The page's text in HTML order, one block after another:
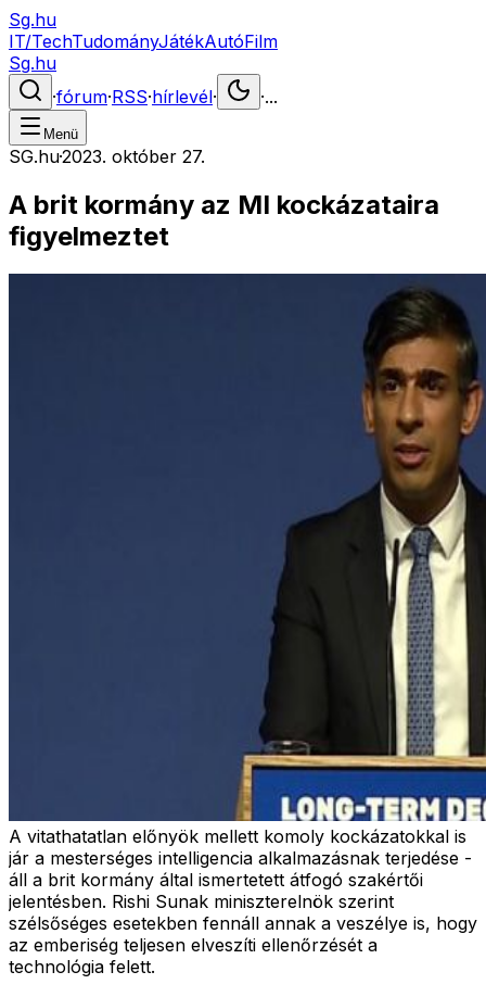
Sg.hu
IT/TechTudományJátékAutóFilm
Sg.hu
·fórum·RSS·hírlevél· ·...
Menü
SG.hu·2023. október 27.
A brit kormány az MI kockázataira
figyelmeztet
A vitathatatlan előnyök mellett komoly kockázatokkal is
jár a mesterséges intelligencia alkalmazásnak terjedése -
áll a brit kormány által ismertetett átfogó szakértői
jelentésben. Rishi Sunak miniszterelnök szerint
szélsőséges esetekben fennáll annak a veszélye is, hogy
az emberiség teljesen elveszíti ellenőrzését a
technológia felett.